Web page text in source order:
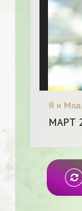
Я и
МАРТ